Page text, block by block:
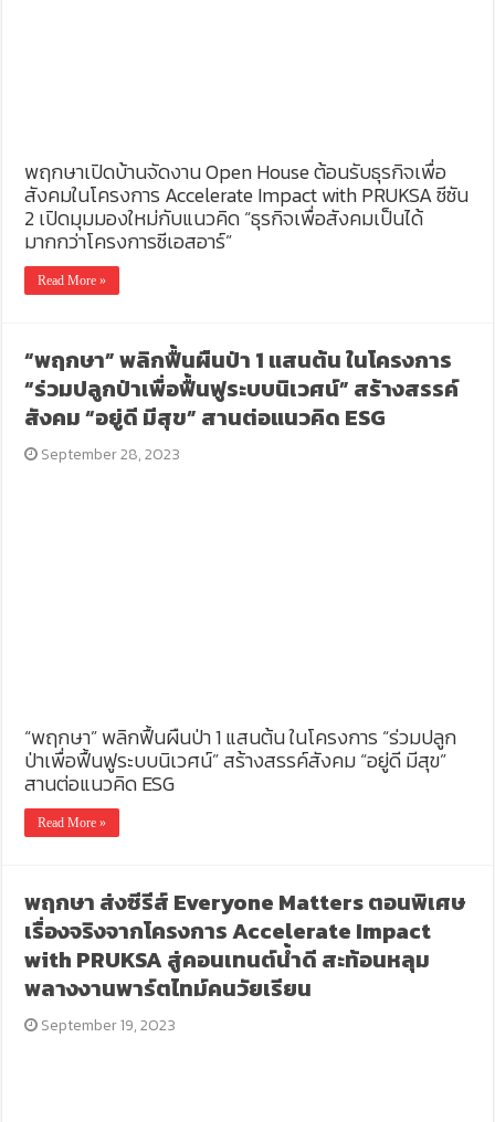
พฤกษาเปิดบ้านจัดงาน Open House ต้อนรับธุรกิจเพื่อ
สังคมในโครงการ Accelerate Impact with PRUKSA ซีซัน
2 เปิดมุมมองใหม่กับแนวคิด “ธุรกิจเพื่อสังคมเป็นได้
มากกว่าโครงการซีเอสอาร์”
Read More »
“พฤกษา” พลิกฟื้นผืนป่า 1 แสนต้น ในโครงการ
“ร่วมปลูกป่าเพื่อฟื้นฟูระบบนิเวศน์” สร้างสรรค์
สังคม “อยู่ดี มีสุข” สานต่อแนวคิด ESG
September 28, 2023
“พฤกษา” พลิกฟื้นผืนป่า 1 แสนต้น ในโครงการ “ร่วมปลูก
ป่าเพื่อฟื้นฟูระบบนิเวศน์” สร้างสรรค์สังคม “อยู่ดี มีสุข”
สานต่อแนวคิด ESG
Read More »
พฤกษา ส่งซีรีส์ Everyone Matters ตอนพิเศษ
เรื่องจริงจากโครงการ Accelerate Impact
with PRUKSA สู่คอนเทนต์น้ำดี สะท้อนหลุม
พลางงานพาร์ตไทม์คนวัยเรียน
September 19, 2023